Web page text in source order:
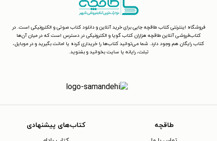
فروشگاه اینترنتی کتاب طاقچه جایی برای خرید آنلاین و دانلود کتاب صوتی و الکترونیکی است. در
کتاب‌فروشی آنلاین طاقچه هزاران کتاب گویا و الکترونیکی در دسترس است که در میان آن‌ها
کتاب رایگان هم وجود دارد. شما می‌توانید کتاب‌ها را خریداری کرده یا امانت بگیرید و در موبایل،
تبلت، رایانه یا سایت بخوانید و بشنوید.
طاقچه کتاب‌های پیشنهادی